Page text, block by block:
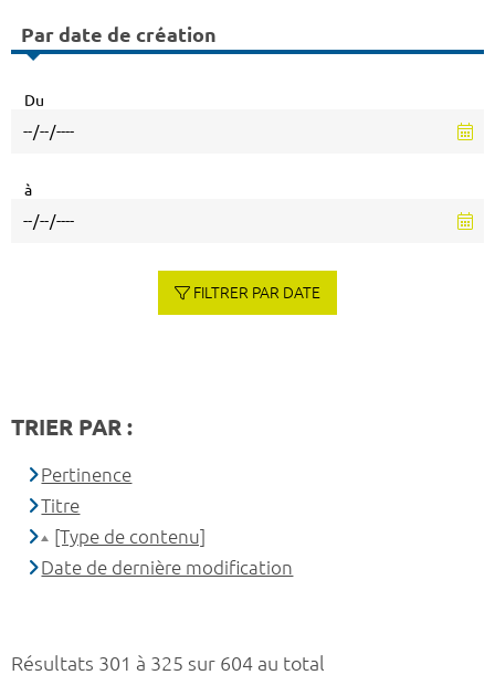
Résultats 301 à 325 sur 604 au total
Par date de création
Du
à
FILTRER PAR DATE
TRIER PAR :
Pertinence
Titre
[Type de contenu]
Date de dernière modification